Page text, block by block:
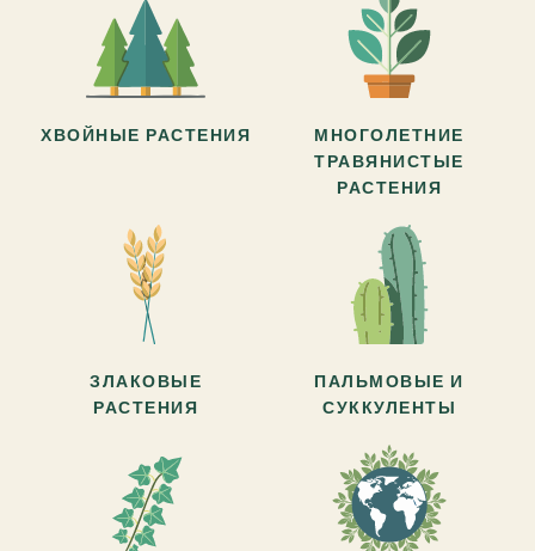
ХВОЙНЫЕ РАСТЕНИЯ
МНОГОЛЕТНИЕ
ТРАВЯНИСТЫЕ
РАСТЕНИЯ
ЗЛАКОВЫЕ
РАСТЕНИЯ
ПАЛЬМОВЫЕ И
СУККУЛЕНТЫ